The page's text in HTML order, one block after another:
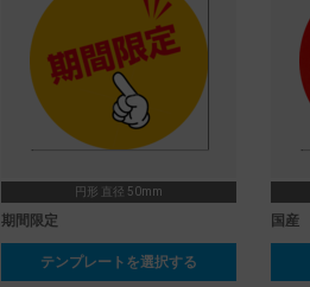
円形 直径 50mm
期間限定
テンプレートを選択する
国産